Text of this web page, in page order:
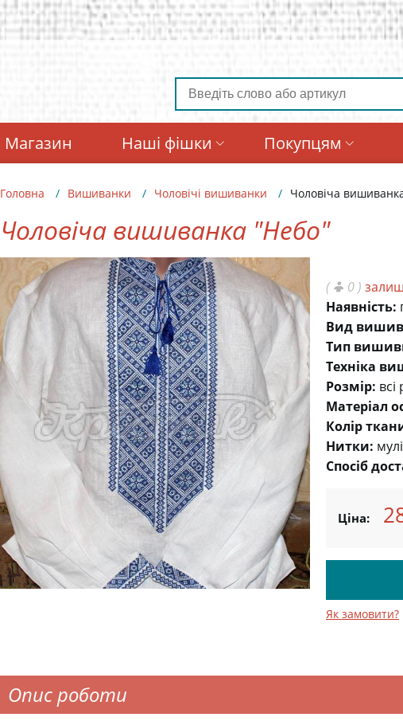
Магазин Наші фішки Покупцям
Головна Вишиванки Чоловічі вишиванки Чоловіча
Чоловіча вишиванка "Небо"
(
0 )
Наявність:
Вид
Тип
Техніка
Розмір: всі
Матеріал
Колір
Нитки:
Спосіб
Ціна:
Як замовити?
Опис роботи